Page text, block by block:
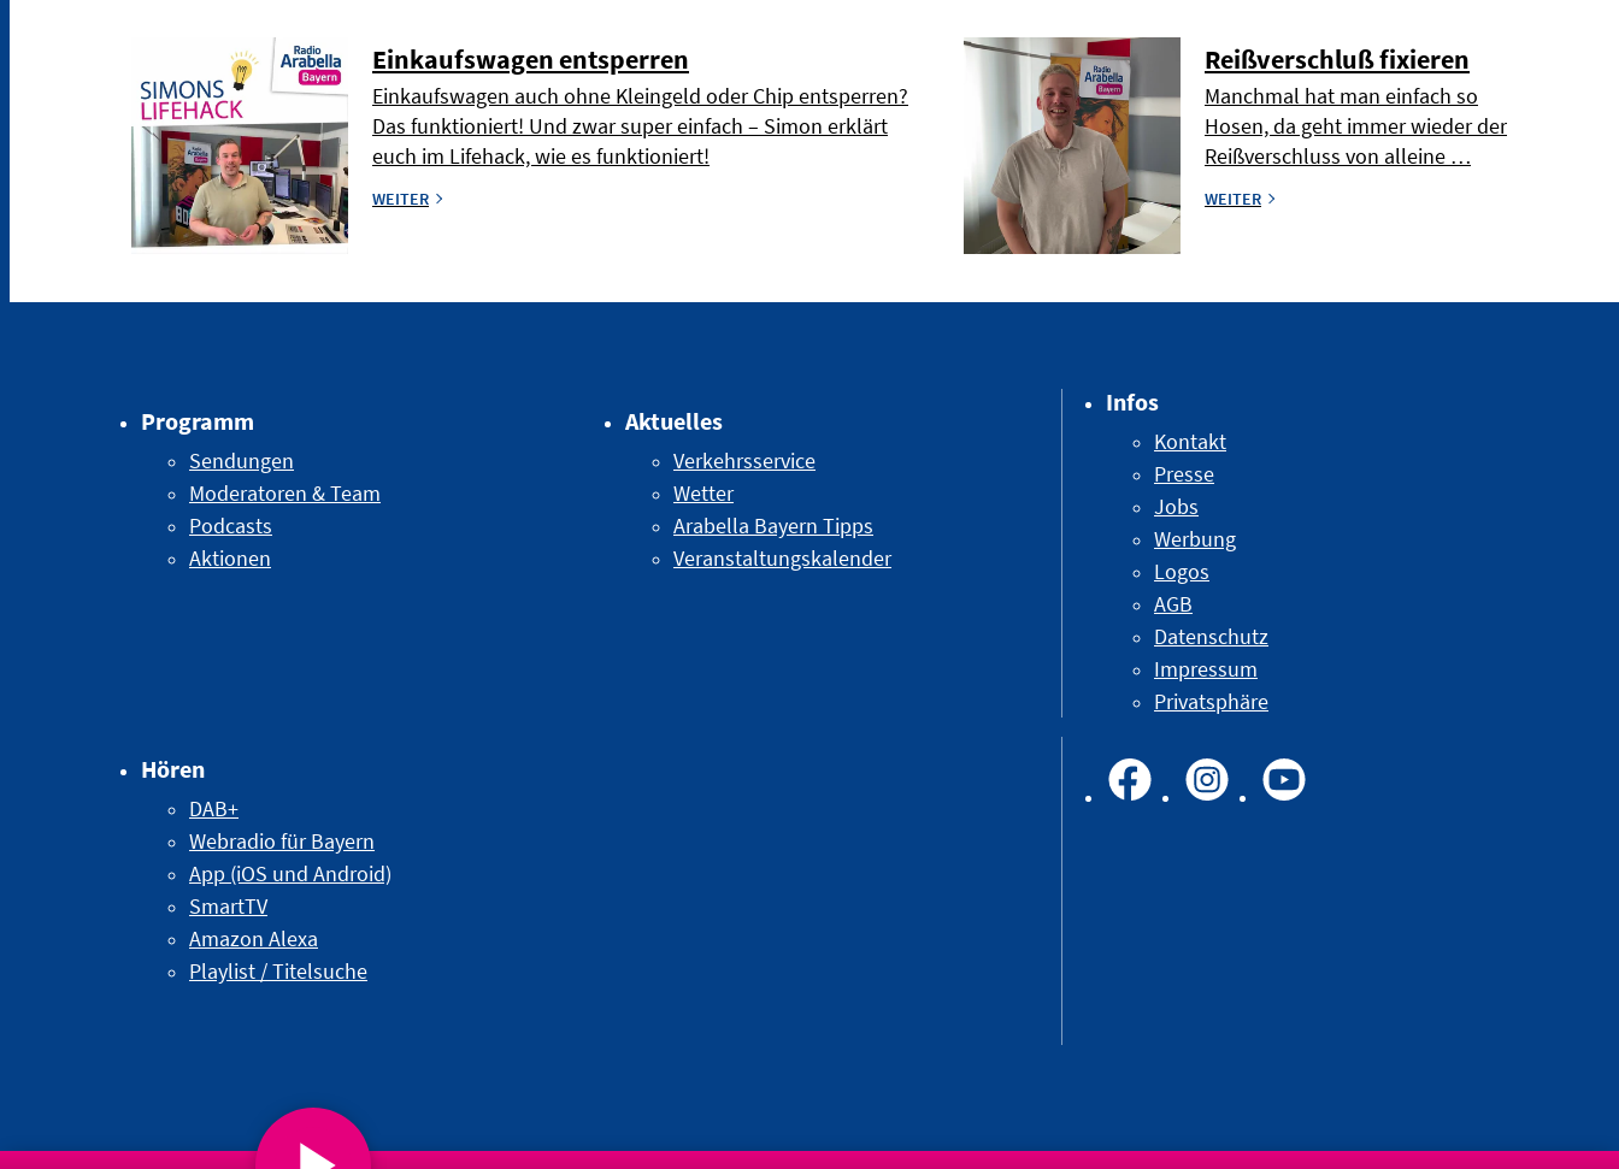
Einkaufswagen entsperren
Einkaufswagen auch ohne Kleingeld oder Chip entsperren?
Das funktioniert! Und zwar super einfach – Simon erklärt
euch im Lifehack, wie es funktioniert!
WEITER
Reißverschluß fixieren
Manchmal hat man einfach so
Hosen, da geht immer wieder der
Reißverschluss von alleine …
WEITER
Programm
Sendungen
Moderatoren & Team
Podcasts
Aktionen
Aktuelles
Verkehrsservice
Wetter
Arabella Bayern Tipps
Veranstaltungskalender
Hören
DAB+
Webradio für Bayern
App (iOS und Android)
SmartTV
Amazon Alexa
Playlist / Titelsuche
Infos
Kontakt
Presse
Jobs
Werbung
Logos
AGB
Datenschutz
Impressum
Privatsphäre